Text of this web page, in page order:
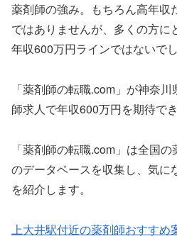
薬剤師の強み。もちろん高年収
ではありませんが、多くの方に
年収600万円ラインではないで
「薬剤師の転職.com」が神奈
師求人で年収600万円を期待で
「薬剤師の転職.com」は全国
のデータベースを収集し、気に
を紹介します。
上大井駅付近の薬剤師おすすめ